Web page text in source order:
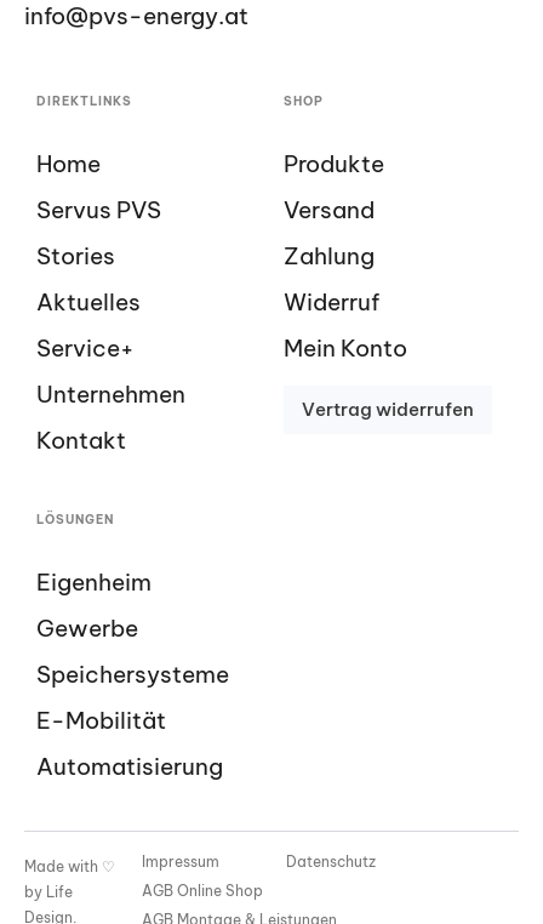
info@pvs-energy.at
DIREKTLINKS
Home
Servus PVS
Stories
Aktuelles
Service+
Unternehmen
Kontakt
SHOP
Produkte
Versand
Zahlung
Widerruf
Mein Konto
Vertrag widerrufen
LÖSUNGEN
Eigenheim
Gewerbe
Speichersysteme
E-Mobilität
Automatisierung
Made with ♡
by Life
Design
Impressum
Datenschutz
AGB Online Shop
AGB Montage & Leistungen